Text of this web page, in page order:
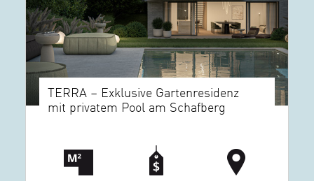
TERRA – Exklusive Gartenresidenz
mit privatem Pool am Schafberg